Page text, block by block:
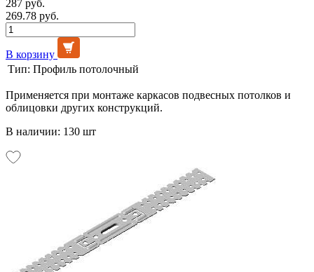
287 руб.
269.78 руб.
В корзину
Тип: Профиль потолочный
Применяется при монтаже каркасов подвесных потолков и
облицовки других конструкций.
В наличии: 130 шт